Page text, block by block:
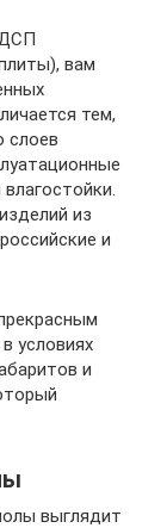
вам
тем,
слоев
из
и
условиях
и
выглядит